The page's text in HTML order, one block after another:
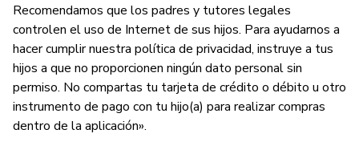
Recomendamos que los padres y tutores legales
controlen el uso de Internet de sus hijos. Para ayudarnos a
hacer cumplir nuestra política de privacidad, instruye a tus
hijos a que no proporcionen ningún dato personal sin
permiso. No compartas tu tarjeta de crédito o débito u otro
instrumento de pago con tu hijo(a) para realizar compras
dentro de la aplicación».